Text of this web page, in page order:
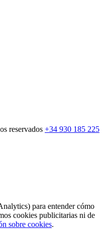
reservados +34 930 185 225
para entender cómo
cookies publicitarias ni de
sobre cookies.